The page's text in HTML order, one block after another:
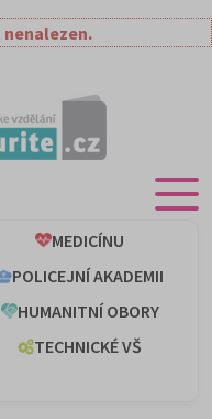
MEDICÍNU
POLICEJNÍ AKADEMII
HUMANITNÍ OBORY
TECHNICKÉ VŠ